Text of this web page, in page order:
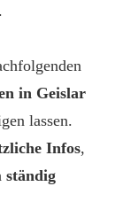
in Geislar
lassen.
Infos,
ständig